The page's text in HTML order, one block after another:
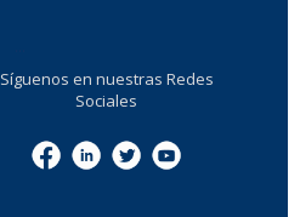
Síguenos en nuestras Redes
Sociales